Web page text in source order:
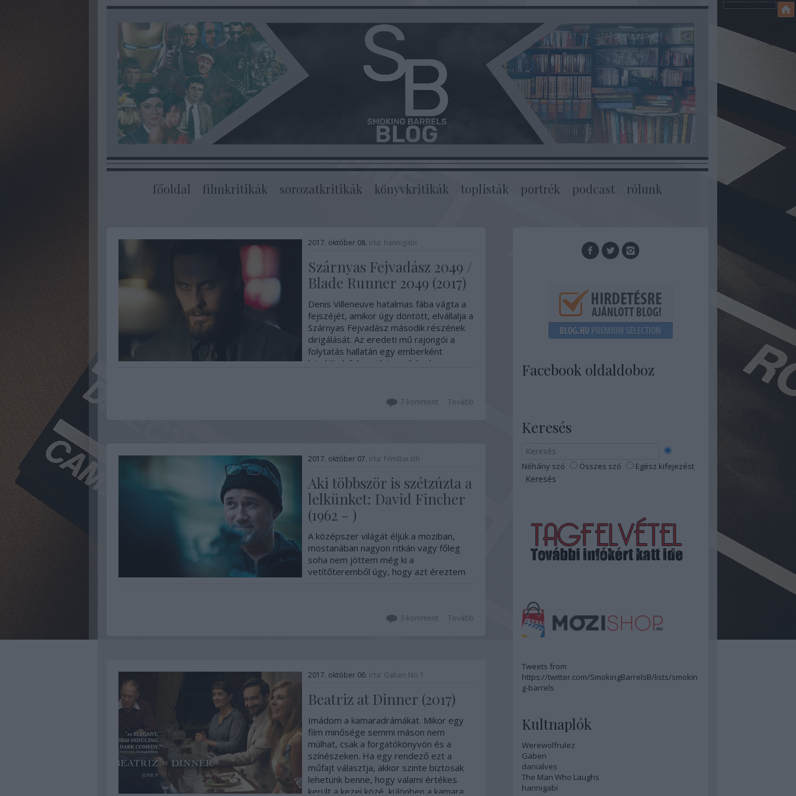
főoldal filmkritikák sorozatkritikák könyvkritikák toplisták portrék podcast rólunk
2017. október 08. írta: hannigabi
Szárnyas Fejvadász 2049 /
Blade Runner 2049 (2017)
Denis Villeneuve hatalmas fába vágta a
fejszéjét, amikor úgy döntött, elvállalja a
Szárnyas Fejvadász második részének
dirigálását. Az eredeti mű rajongói a
folytatás hallatán egy emberként
hördültek fel, amiért egyik kedvenc
Tovább
7 komment
2017. október 07. írta: FilmBaráth
Aki többször is szétzúzta a
lelkünket: David Fincher
(1962 - )
A középszer világát éljük a moziban,
mostanában nagyon ritkán vagy főleg
soha nem jöttem még ki a
vetítőteremből úgy, hogy azt éreztem
élményt nyújtó rendezők…
Tovább
3 komment
2017. október 06. írta: Gaben No.1
Beatriz at Dinner (2017)
Imádom a kamaradrámákat. Mikor egy
film minősége semmi máson nem
múlhat, csak a forgatókönyvön és a
színészeken. Ha egy rendező ezt a
műfajt választja, akkor szinte biztosak
lehetünk benne, hogy valami értékes
került a kezei közé, különben a kamara
Facebook oldaldoboz
Keresés
Néhány szó Összes szó Egész kifejezést
Tweets from
https://twitter.com/SmokingBarrelsB/lists/smokin
g-barrels
Kultnaplók
Werewolfrulez
Gaben
danialves
The Man Who Laughs
hannigabi